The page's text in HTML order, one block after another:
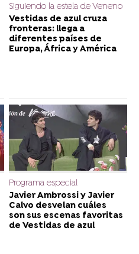
Siguiendo la estela de Veneno
Vestidas de azul cruza
fronteras: llega a
diferentes países de
Europa, África y América
Programa especial
Javier Ambrossi y Javier
Calvo desvelan cuáles
son sus escenas favoritas
de Vestidas de azul